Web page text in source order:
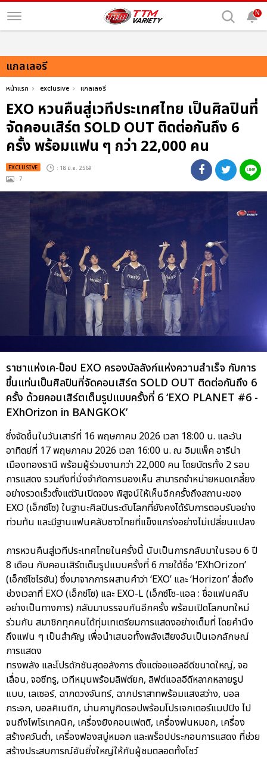
N
แกลเลอรี
หน้าแรก exclusive แกลเลอรี
EXO หวนคืนสู่เวทีประเทศไทย เป็นศิลปินที่
จัดคอนเสิร์ต SOLD OUT ติดต่อกันถึง 6
ครั้ง พร้อมแฟน ๆ กว่า 22,000 คน
EXCLUSIVE : 18 มิ.ย. 2569
: 7
ราชาแห่งเค-ป็อป EXO ครองบัลลังก์แห่งความสำเร็จ กับการ
ขึ้นแท่นเป็นศิลปินที่จัดคอนเสิร์ต SOLD OUT ติดต่อกันถึง 6
ครั้ง ด้วยคอนเสิร์ตเต็มรูปแบบครั้งที่ 6 ‘EXO PLANET #6 -
EXhOrizon in BANGKOK’
ซึ่งจัดขึ้นในวันเสาร์ที่ 16 พฤษภาคม 2026 เวลา 18:00 น. และวัน
อาทิตย์ที่ 17 พฤษภาคม 2026 เวลา 16:00 น. ณ อิมแพ็ค อารีน่า
เมืองทองธานี พร้อมผู้ร่วมงานกว่า 22,000 คน โดยบัตรทั้ง 2 รอบ
การแสดง รวมถึงที่นั่งจำกัดการมองเห็น สามารถจำหน่ายหมดเกลี้ยง
อย่างรวดเร็วตั้งแต่วันเปิดจอง พิสูจน์ให้เห็นอีกครั้งถึงสถานะของ
EXO (เอ็กซ์โซ) ในฐานะศิลปินระดับโลกที่ยังคงได้รับการตอบรับอย่าง
ท่วมท้น และมีฐานแฟนคลับชาวไทยที่แข็งแกร่งอย่างไม่เปลี่ยนแปลง
การหวนคืนสู่เวทีประเทศไทยในครั้งนี้ นับเป็นการกลับมาในรอบ 6 ปี
8 เดือน กับคอนเสิร์ตเต็มรูปแบบครั้งที่ 6 ภายใต้ชื่อ ‘EXhOrizon’
(เอ็กซ์โซไรซัน) ซึ่งมาจากการผสานคำว่า ‘EXO’ และ ‘Horizon’ สื่อถึง
ช่วงเวลาที่ EXO (เอ็กซ์โซ) และ EXO-L (เอ็กซ์โซ-แอล : ชื่อแฟนคลับ
อย่างเป็นทางการ) กลับมาบรรจบกันอีกครั้ง พร้อมเปิดโลกบทใหม่
ร่วมกัน สมาชิกทุกคนได้ทุ่มเทเตรียมการแสดงอย่างเต็มที่ โดยคำนึง
ถึงแฟน ๆ เป็นสำคัญ เพื่อนำเสนอทั้งพลังเสียงอันเป็นเอกลักษณ์
การแสดง
ทรงพลัง และโปรดักชันสุดอลังการ ตั้งแต่จอแอลอีดีขนาดใหญ่, จอ
เลื่อน, จอซีทรู, เวทีหมุนพร้อมลิฟต์ยก, ลิฟต์แอลอีดีหลากหลายรูป
แบบ, เลเซอร์, ฉากดวงจันทร์, ฉากปราสาทพร้อมแสงสว่าง, บอล
กระจก, บอลคิเนติก, ม่านคาบูกิดรอปพร้อมโปรเจกเตอร์แมปปิง ไป
จนถึงไพโรเทคนิค, เครื่องยิงคอนเฟตติ, เครื่องพ่นหมอก, เครื่อง
สร้างควันต่ำ, เครื่องฟองสบู่หมอก และพร็อปประกอบการแสดง ที่ช่วย
สร้างประสบการณ์อันยิ่งใหญ่ให้กับผู้ชมตลอดทั้งโชว์